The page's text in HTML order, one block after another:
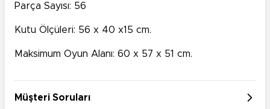
Parça Sayısı: 56
Kutu Ölçüleri: 56 x 40 x15 cm.
Maksimum Oyun Alanı: 60 x 57 x 51 cm.
Müşteri Soruları